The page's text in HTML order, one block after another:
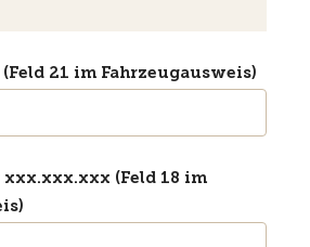
21 im Fahrzeugausweis)
xxx.xxx.xxx (Feld 18 im